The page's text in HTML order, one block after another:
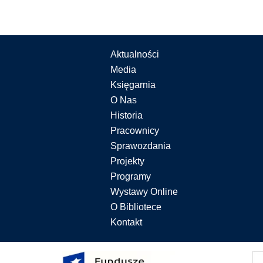
Aktualności
Media
Księgarnia
O Nas
Historia
Pracownicy
Sprawozdania
Projekty
Programy
Wystawy Online
O Bibliotece
Kontakt